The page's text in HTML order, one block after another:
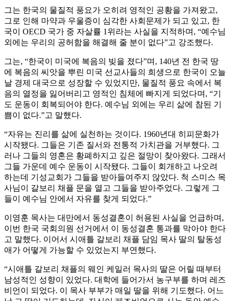
그는 한국의 물질적 풍요가 오히려 영적인 공황을 가져왔고,
그로 인해 마약과 우울증이 심각한 사회문제가 되고 있고, 한
국이 OECD 국가 중 자살률 1위라는 사실을 지적하며, “예수님
외에는 우리의 공허함을 해결해 줄 분이 없다”고 강조했다.
그는, “한국이 미국에 복음의 빚을 졌다”며, 140년 전 한국 땅
에 복음의 씨앗을 뿌린 미국 선교사들의 희생으로 한국이 오늘
날 경제 대국으로 성장할 수 있었지만, 물질적 풍요 속에서 복
음의 열정을 잃어버리고 영적인 침체에 빠지게 되었다며, “기
도 운동이 회복되어야 한다. 예수님 외에는 우리 삶에 참된 기
쁨이 없다.”고 말했다.
“자유는 진리를 삶에 실천하는 것이다. 1960년대 히피문화가
시작됐다. 그들은 기존 질서와 전통적 가치관을 거부했다. 그
러나 그들의 영혼은 황폐하지고 깊은 절망이 찾아왔다. 그래서
그들 가운데 예수 운동이 시작됐다. 그들이 회개하고 나오려
하는데 기성교회가 그들을 받아들여주지 않았다. 척 스미스 목
사님이 갈보리 채플 문을 열고 그들을 받아주었다. 그렇게 그
들이 예수님 안에서 자유를 찾게 되었다.”
이영훈 목사는 대만에서 동성결혼이 허용된 사실을 언급하며,
이번 한국 국회의원 선거에서 이 동성결혼 통과를 막아야 한다
고 말했다. 이어서 시애틀 갈보리 채플 담임 목사 딸의 탈동성
애가 어떻게 가능할 수 있었는지 부연했다.
“시애틀 갈보리 채플의 웨인 케일러 목사의 딸은 어릴 때부터
남성적인 성향이 있었다. 대학에 들어가서 농구부를 하며 레즈
비언이 되었다. 이 목사 부부가 매일 딸을 위해 기도했다. 어느